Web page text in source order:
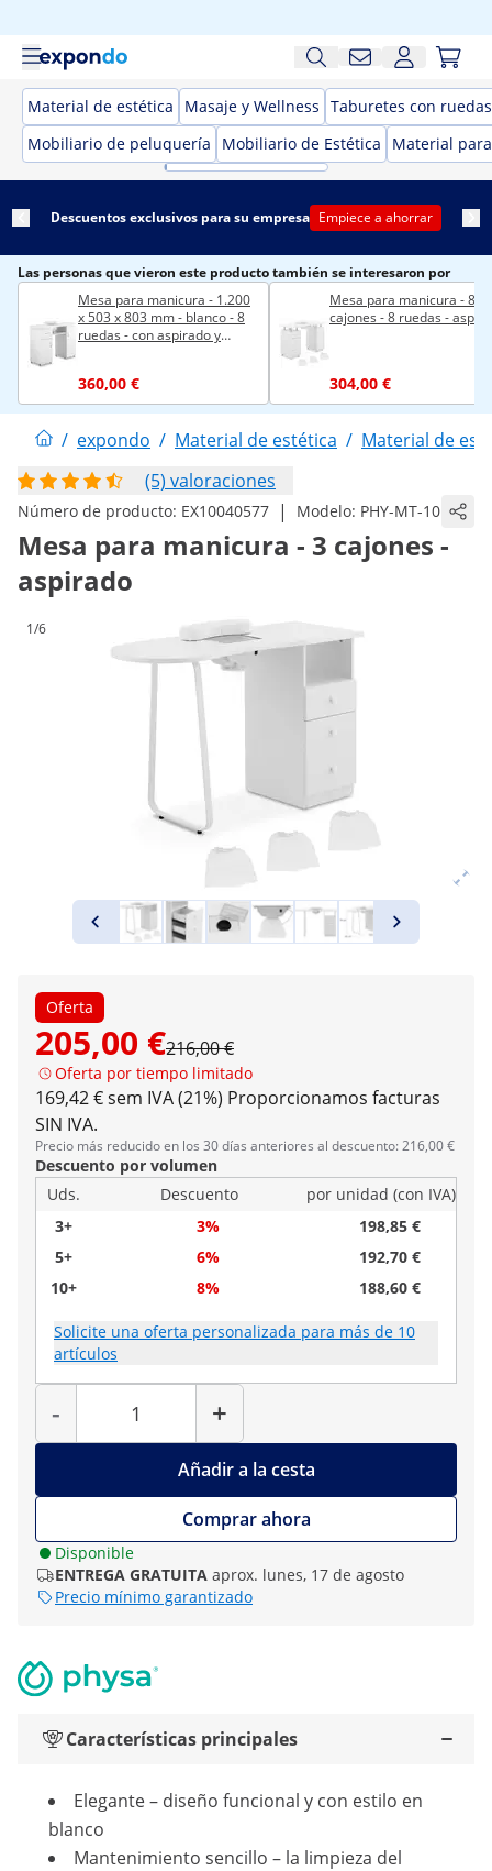
Material de estética Masaje y Wellness Taburetes con
Mobiliario de peluquería
Mobiliario de Estética Material
Descuentos exclusivos para su empresa Empiece a ahorrar
Las personas que vieron este producto también se interesaron por
Mesa para manicura - 1.200
x 503 x 803 mm - blanco - 8
ruedas - con aspirado y
360,00 €
Mesa para manicura - 8
cajones - 8 ruedas -
304,00 €
/ expondo / Material de estética / Material de
(5) valoraciones
Número de producto: EX10040577 | Modelo: PHY-MT-10
Mesa para manicura - 3 cajones -
aspirado
1/6
Oferta
205,00 €216,00 €
Oferta por tiempo limitado
169,42 € sem IVA (21%) Proporcionamos facturas
SIN IVA.
Precio más reducido en los 30 días anteriores al descuento: 216,00 €
Descuento por volumen
Uds.
Descuento
por unidad (con IVA)
3+
3%
198,85 €
5+
6%
192,70 €
10+
8% 188,60 €
Solicite una oferta personalizada para más de 10
artículos
-
Cantidad
+
Añadir a la cesta
Comprar ahora
Disponible
ENTREGA GRATUITA aprox. lunes, 17 de agosto
Precio mínimo garantizado
Características principales
Elegante – diseño funcional y con estilo en
blanco
Mantenimiento sencillo – la limpieza del